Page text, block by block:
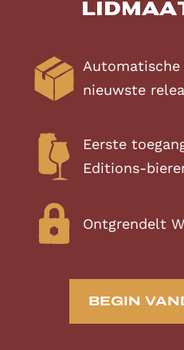
Automatische
nieuwste
Eerste
Editions-
Ontgrendelt
BEGIN